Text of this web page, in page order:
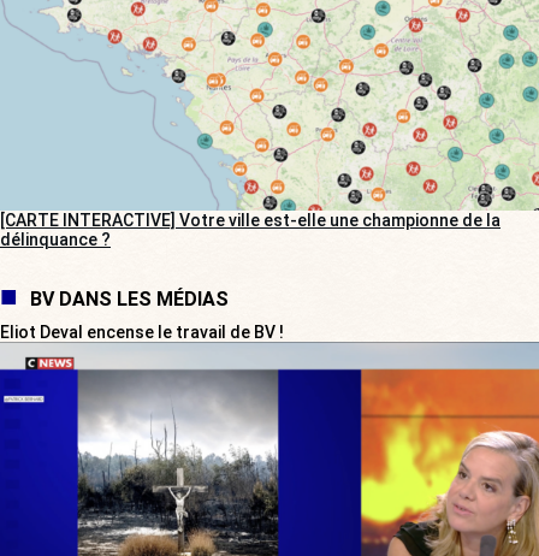
[CARTE INTERACTIVE] Votre ville est-elle une championne de la
délinquance ?
BV DANS LES MÉDIAS
Eliot Deval encense le travail de BV !